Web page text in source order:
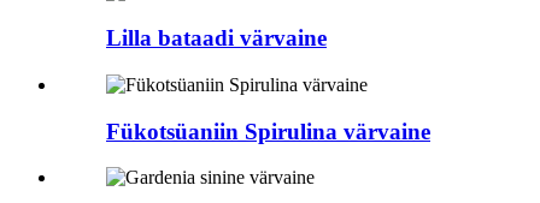
Lilla bataadi värvaine
Fükotsüaniin Spirulina värvaine